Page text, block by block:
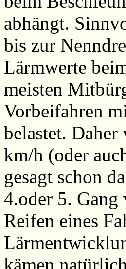
abhängt.
bis zur
Lärmwerte
meisten
Vorbeifahren
belastet. Daher
km/h (oder
gesagt schon
4.oder 5.
Reifen eines
kämen